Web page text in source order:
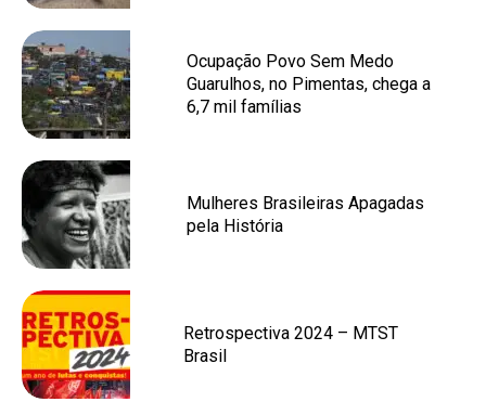
Ocupação Povo Sem Medo
Guarulhos, no Pimentas, chega a
6,7 mil famílias
Mulheres Brasileiras Apagadas
pela História
Retrospectiva 2024 – MTST
Brasil